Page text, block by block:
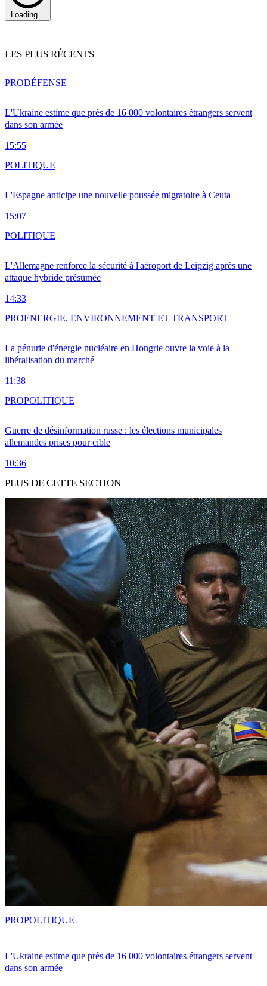
Loading...
LES PLUS RÉCENTS
L'Ukraine estime que près de 16 000 volontaires étrangers servent
dans son armée
15:55
PRODÉFENSE
L'Espagne anticipe une nouvelle poussée migratoire à Ceuta
15:07
POLITIQUE
L'Allemagne renforce la sécurité à l'aéroport de Leipzig après une
attaque hybride présumée
14:33
POLITIQUE
La pénurie d'énergie nucléaire en Hongrie ouvre la voie à la
libéralisation du marché
11:38
PROENERGIE, ENVIRONNEMENT ET TRANSPORT
Guerre de désinformation russe : les élections municipales
allemandes prises pour cible
10:36
PROPOLITIQUE
PLUS DE CETTE SECTION
L'Ukraine estime que près de 16 000 volontaires étrangers servent
dans son armée
PROPOLITIQUE